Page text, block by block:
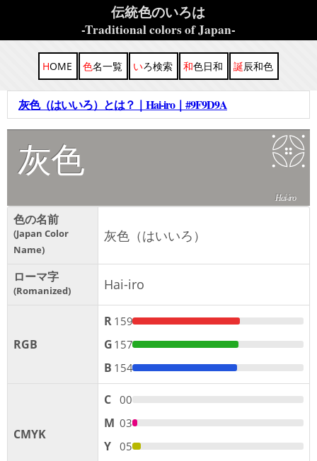
伝統色のいろは
-Traditional colors of Japan-
HOME 色名一覧 いろ検索 和色日和 誕辰和色
灰色（はいいろ）とは？｜Hai-iro｜#9F9D9A
灰色
Hai-iro
色の名前
Japan Color
Name
灰色（はいいろ）
ローマ字
Romanized Hai-iro
RGB
R 159
G 157
B 154
CMYK
C 00
M 03
Y 05